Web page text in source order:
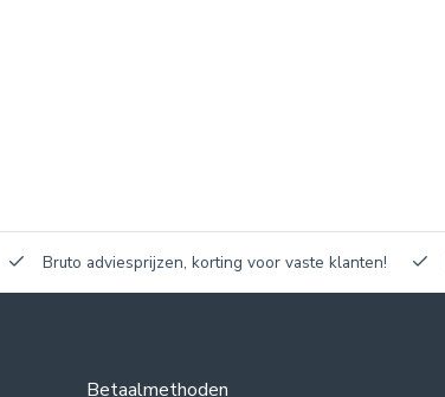
Bruto adviesprijzen, korting voor vaste klanten!
Betaalmethoden